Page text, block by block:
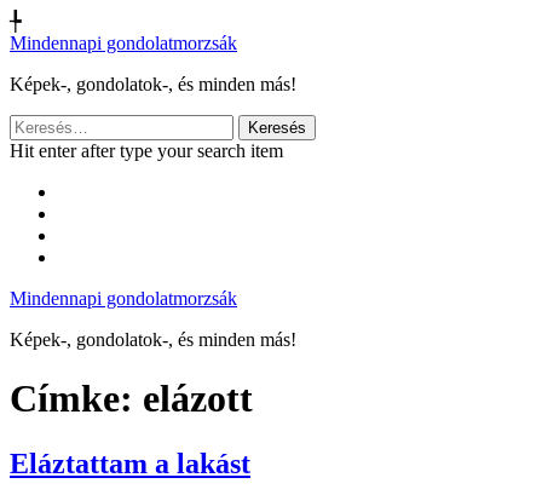
╄
Mindennapi gondolatmorzsák
Képek-, gondolatok-, és minden más!
Keresés:
Hit enter after type your search item
Mindennapi gondolatmorzsák
Képek-, gondolatok-, és minden más!
Címke: elázott
Eláztattam a lakást